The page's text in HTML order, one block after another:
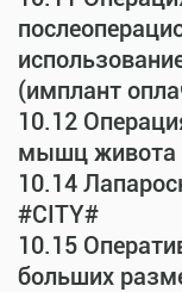
(имплант
10.12
мышц живота
10.14
#CITY#
10.15
больших